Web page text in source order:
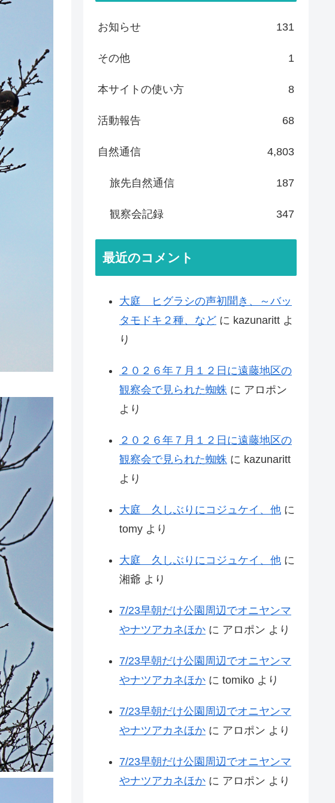
お知らせ 131
その他 1
本サイトの使い方 8
活動報告 68
自然通信 4,803
旅先自然通信 187
観察会記録 347
最近のコメント
大庭 ヒグラシの声初聞き、～バッ
タモドキ２種、など に kazunaritt よ
り
２０２６年７月１２日に遠藤地区の
観察会で見られた蜘蛛 に アロポン
より
２０２６年７月１２日に遠藤地区の
観察会で見られた蜘蛛 に kazunaritt
より
大庭 久しぶりにコジュケイ、他 に
tomy より
大庭 久しぶりにコジュケイ、他 に
湘爺 より
7/23早朝だけ公園周辺でオニヤンマ
やナツアカネほか に アロポン より
7/23早朝だけ公園周辺でオニヤンマ
やナツアカネほか に tomiko より
7/23早朝だけ公園周辺でオニヤンマ
やナツアカネほか に アロポン より
7/23早朝だけ公園周辺でオニヤンマ
やナツアカネほか に アロポン より